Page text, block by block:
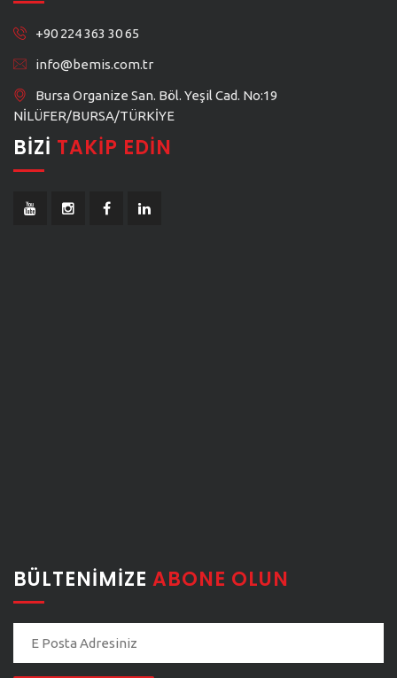
+90 224 363 30 65
info@bemis.com.tr
Bursa Organize San. Böl. Yeşil Cad. No:19
NİLÜFER/BURSA/TÜRKİYE
BIZI TAKIP EDIN
BÜLTENIMIZE ABONE OLUN